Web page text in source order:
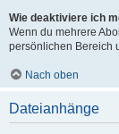
Wie deaktiviere ich
Wenn du mehrere
persönlichen Bereich
Nach oben
Dateianhänge